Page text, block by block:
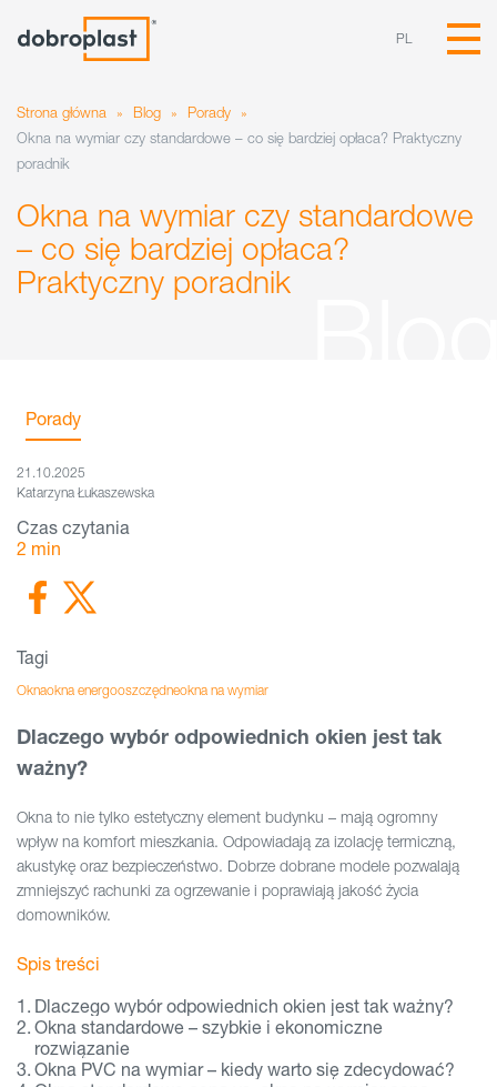
PL
Strona główna » Blog » Porady
»
Okna na wymiar czy standardowe – co się bardziej opłaca? Praktyczny
poradnik
Okna na wymiar czy standardowe
– co się bardziej opłaca?
Praktyczny poradnik
Dlaczego wybór odpowiednich okien jest tak
ważny?
Okna to nie tylko estetyczny element budynku – mają ogromny
wpływ na komfort mieszkania. Odpowiadają za izolację termiczną,
akustykę oraz bezpieczeństwo. Dobrze dobrane modele pozwalają
zmniejszyć rachunki za ogrzewanie i poprawiają jakość życia
domowników.
Spis treści
Dlaczego wybór odpowiednich okien jest tak ważny?
Okna standardowe – szybkie i ekonomiczne
rozwiązanie
Okna PVC na wymiar – kiedy warto się zdecydować?
Porady
21.10.2025
Katarzyna Łukaszewska
Czas czytania
2 min
Tagi
Oknaokna energooszczędneokna na wymiar